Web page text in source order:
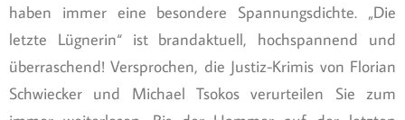
haben immer eine besondere Spannungsdichte. „Die
letzte Lügnerin“ ist brandaktuell, hochspannend und
überraschend! Versprochen, die Justiz-Krimis von Florian
Schwiecker und Michael Tsokos verurteilen Sie zum